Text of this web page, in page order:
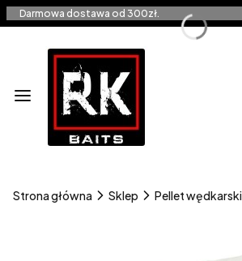
Darmowa dostawa od 300zł.
Menu
Strona główna Sklep Pellet wędkarski